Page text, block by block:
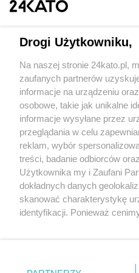
Wydawca mediów lokalnych
Nie zapomnij
zapoznać się z:
polityką prywatności
Twojemiasto
Piekary Śląskie
Chorzów
Tarnowskie Góry
Drogi Użytkowniku,
Na naszej stronie 24kato.pl,
zaufanych partnerów
informacje na urządzeniu
osobowe, takie jak unikalne
informacje wysyłane przez
przeglądania w celu
reklam, wybór
treści, badanie odbiorców
Użytkownika my i Zaufani
dokładnych danych
skanować charakterystykę
identyfikacji. Ponieważ
prywatności znajdujący się